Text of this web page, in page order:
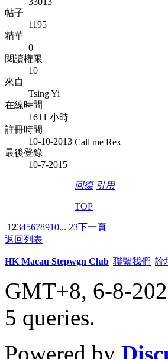
帖子
1195
精華
0
閱讀權限
10
來自
Tsing Yi
在線時間
1611 小時
註冊時間
10-10-2013
最後登錄
10-7-2015
Call me Rex
回復 引用
TOP
12345678910... 23下一頁
返回列表
HK Macau Stepwgn Club |聯繫我們 |論
GMT+8, 6-8-
5 queries.
Powered by